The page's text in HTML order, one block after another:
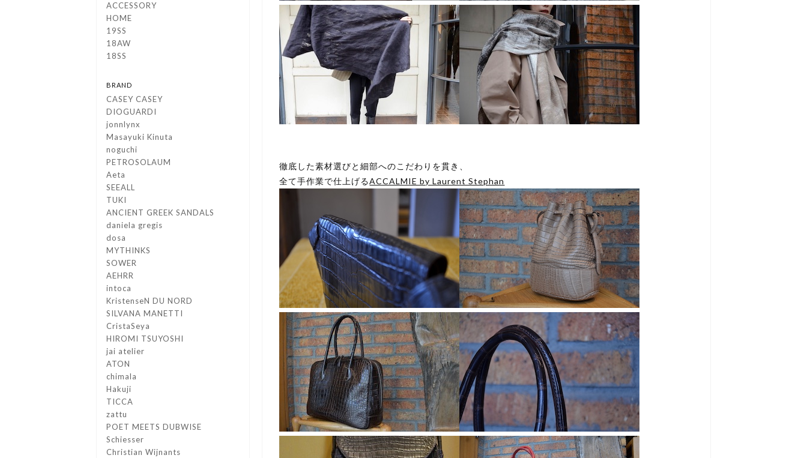
徹底した素材選びと細部へのこだわりを貫き、
全て手作業で仕上げるACCALMIE by Laurent Stephan
ACCESSORY
HOME
19SS
18AW
18SS
BRAND
CASEY CASEY
DIOGUARDI
jonnlynx
Masayuki Kinuta
noguchi
PETROSOLAUM
Aeta
SEEALL
TUKI
ANCIENT GREEK SANDALS
daniela gregis
dosa
MYTHINKS
SOWER
AEHRR
intoca
KristenseN DU NORD
SILVANA MANETTI
CristaSeya
HIROMI TSUYOSHI
jai atelier
ATON
chimala
Hakuji
TICCA
zattu
POET MEETS DUBWISE
Schiesser
Christian Wijnants